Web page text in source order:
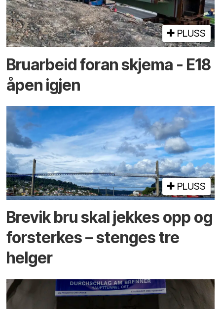
PLUSS
Bruarbeid foran skjema - E18
åpen igjen
PLUSS
Brevik bru skal jekkes opp og
forsterkes – stenges tre
helger